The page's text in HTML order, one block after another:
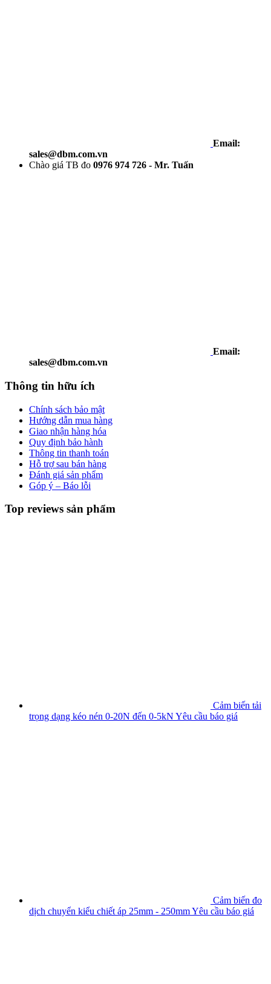
Email:
sales@dbm.com.vn
Chào giá TB đo 0976 974 726 - Mr. Tuấn
Email:
sales@dbm.com.vn
Thông tin hữu ích
Chính sách bảo mật
Hướng dẫn mua hàng
Giao nhận hàng hóa
Quy định bảo hành
Thông tin thanh toán
Hỗ trợ sau bán hàng
Đánh giá sản phẩm
Góp ý – Báo lỗi
Top reviews sản phẩm
Cảm biến tải
trọng dạng kéo nén 0-20N đến 0-5kN Yêu cầu báo giá
Cảm biến đo
dịch chuyển kiểu chiết áp 25mm - 250mmYêu cầu báo giá